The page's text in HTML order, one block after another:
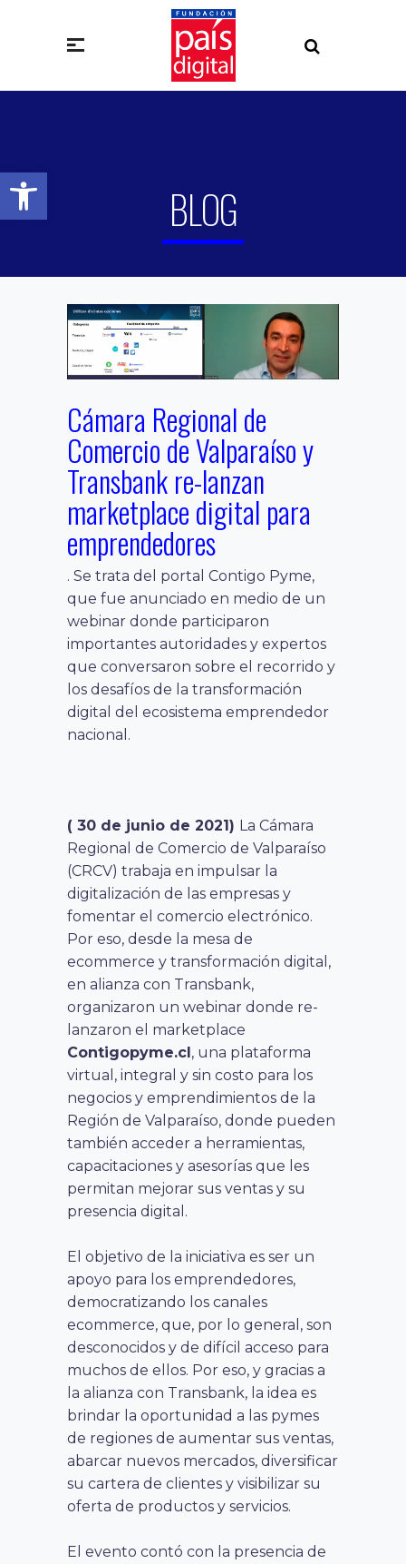
Abrir barra de herramientas
BLOG
Cámara Regional de
Comercio de Valparaíso y
Transbank re-lanzan
marketplace digital para
emprendedores
. Se trata del portal Contigo Pyme,
que fue anunciado en medio de un
webinar donde participaron
importantes autoridades y expertos
que conversaron sobre el recorrido y
los desafíos de la transformación
digital del ecosistema emprendedor
nacional.
( 30 de junio de 2021) La Cámara
Regional de Comercio de Valparaíso
(CRCV) trabaja en impulsar la
digitalización de las empresas y
fomentar el comercio electrónico.
Por eso, desde la mesa de
ecommerce y transformación digital,
en alianza con Transbank,
organizaron un webinar donde re-
lanzaron el marketplace
Contigopyme.cl, una plataforma
virtual, integral y sin costo para los
negocios y emprendimientos de la
Región de Valparaíso, donde pueden
también acceder a herramientas,
capacitaciones y asesorías que les
permitan mejorar sus ventas y su
presencia digital.
El objetivo de la iniciativa es ser un
apoyo para los emprendedores,
democratizando los canales
ecommerce, que, por lo general, son
desconocidos y de difícil acceso para
muchos de ellos. Por eso, y gracias a
la alianza con Transbank, la idea es
brindar la oportunidad a las pymes
de regiones de aumentar sus ventas,
abarcar nuevos mercados, diversificar
su cartera de clientes y visibilizar su
oferta de productos y servicios.
El evento contó con la presencia de